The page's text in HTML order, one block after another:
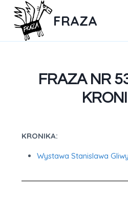
FRAZA
FRAZA NR
KRONIKA:
Wystawa Stanislawa